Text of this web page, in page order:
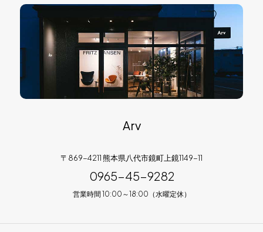
Arv
〒869-4211 熊本県八代市鏡町上鏡1149-11
0965-45-9282
営業時間 10:00～18:00（水曜定休）